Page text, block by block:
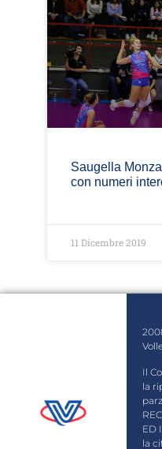
Saugella
con numeri
11 Dicembre 2019
Il
la
ED
la